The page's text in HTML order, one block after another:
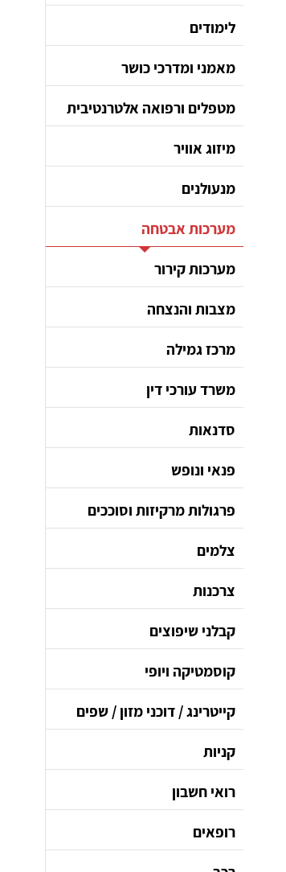
לימודים
מאמני ומדרכי כושר
מטפלים ורפואה אלטרנטיבית
מיזוג אוויר
מנעולנים
מערכות אבטחה
מערכות קירור
מצבות והנצחה
מרכז גמילה
משרד עורכי דין
סדנאות
פנאי ונופש
פרגולות מרקיזות וסוככים
צלמים
צרכנות
קבלני שיפוצים
קוסמטיקה ויופי
קייטרינג / דוכני מזון / שפים
קניות
רואי חשבון
רופאים